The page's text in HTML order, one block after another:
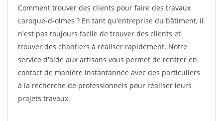
Comment trouver des clients pour faire des travaux
Laroque-d-olmes ? En tant qu'entreprise du bâtiment, il
n'est pas toujours facile de trouver des clients et
trouver des chantiers à réaliser rapidement. Notre
service d'aide aux artisans vous permet de rentrer en
contact de manière instantannée avec des particuliers
à la recherche de professionnels pour réaliser leurs
projets travaux.